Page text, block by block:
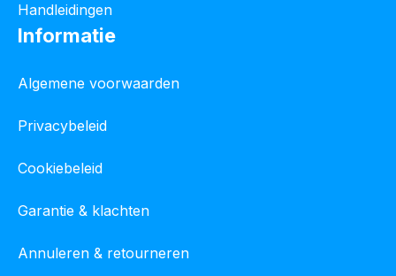
Handleidingen
Informatie
Algemene voorwaarden
Privacybeleid
Cookiebeleid
Garantie & klachten
Annuleren & retourneren